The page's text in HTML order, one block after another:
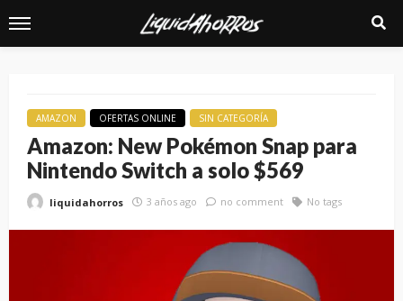
AMAZON OFERTAS ONLINE SIN CATEGORÍA
Amazon: New Pokémon Snap para
Nintendo Switch a solo $569
liquidahorros 3 años ago no comment No tags